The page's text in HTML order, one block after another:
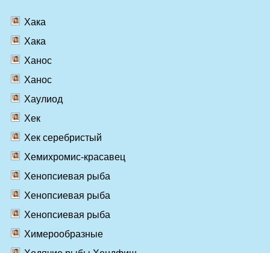
Хака
Хака
Ханос
Ханос
Хаулиод
Хек
Хек серебристый
Хемихромис-красавец
Хенопсиевая рыба
Хенопсиевая рыба
Хенопсиевая рыба
Химерообразные